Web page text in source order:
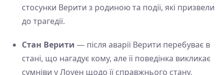
стосунки Верити з родиною та події, які призвели
до трагедії.
Стан Верити — після аварії Верити перебуває в
стані, що нагадує кому, але її поведінка викликає
сумніви у Лоуен щодо її справжнього стану.